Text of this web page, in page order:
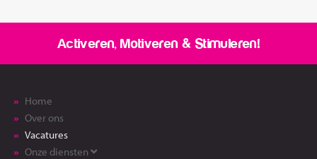
Activeren, Motiveren & Stimuleren!
Home
Over ons
Vacatures
Onze diensten